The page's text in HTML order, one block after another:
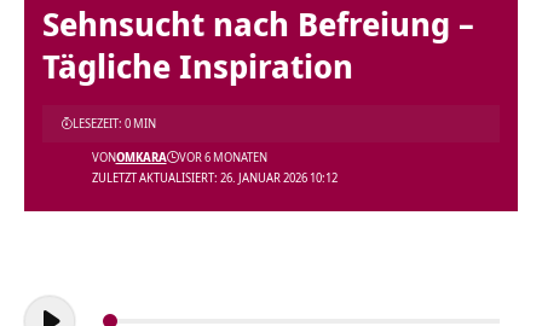
Sehnsucht nach Befreiung –
Tägliche Inspiration
ZULETZT AKTUALISIERT: 26. JANUAR 2026 10:12
VONOMKARA VOR 6 MONATEN
LESEZEIT: 0 MIN
Audio-